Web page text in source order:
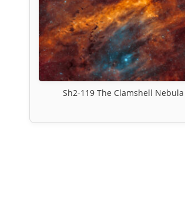
Sh2-119 The Clamshell Nebula